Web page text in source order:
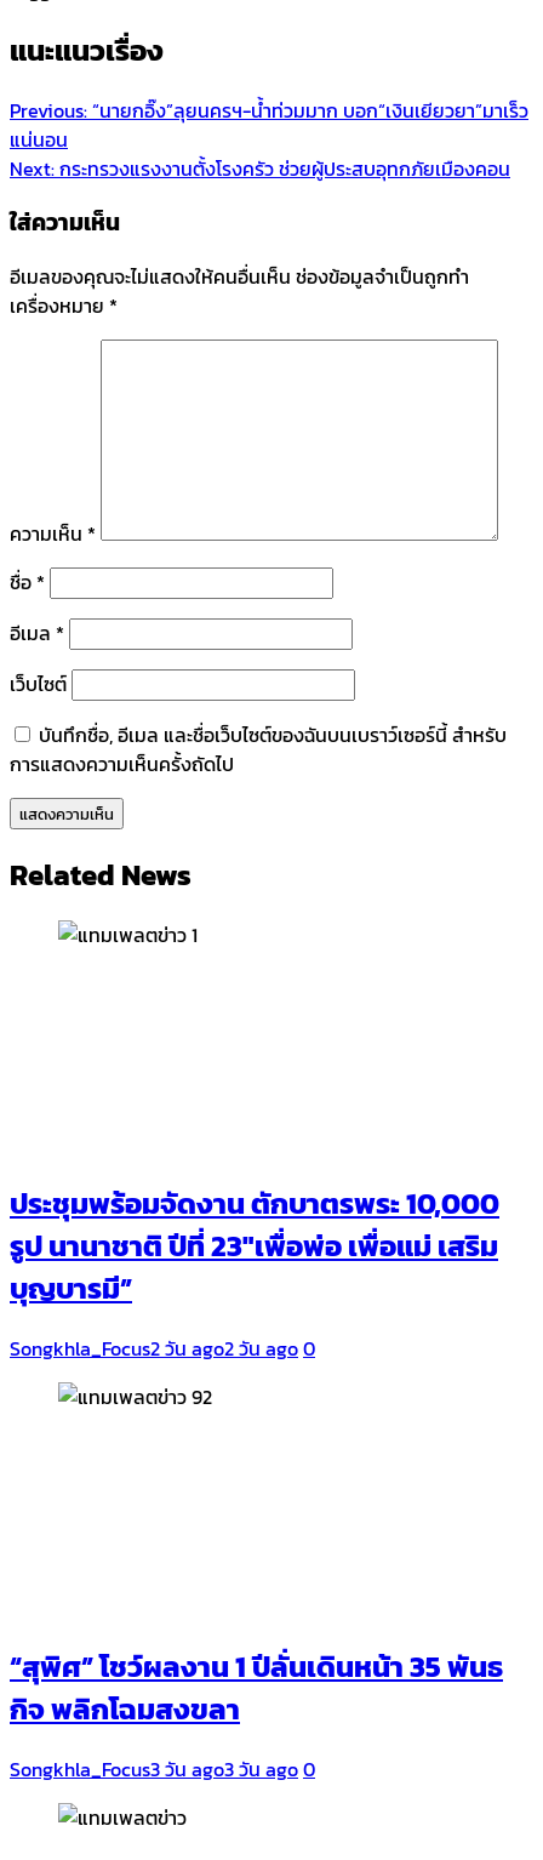
แนะแนวเรื่อง
Previous:“นายกอิ๊ง”ลุยนครฯ-น้ำท่วมมาก บอก“เงินเยียวยา”มาเร็ว
แน่นอน
Next:กระทรวงแรงงานตั้งโรงครัว ช่วยผู้ประสบอุทกภัยเมืองคอน
ใส่ความเห็น
อีเมลของคุณจะไม่แสดงให้คนอื่นเห็น ช่องข้อมูลจำเป็นถูกทำ
เครื่องหมาย *
ความเห็น *
ชื่อ *
อีเมล *
เว็บไซต์
บันทึกชื่อ, อีเมล และชื่อเว็บไซต์ของฉันบนเบราว์เซอร์นี้ สำหรับ
การแสดงความเห็นครั้งถัดไป
Related News
ประชุมพร้อมจัดงาน ตักบาตรพระ 10,000
รูป นานาชาติ ปีที่ 23″เพื่อพ่อ เพื่อแม่ เสริม
บุญบารมี”
Songkhla_Focus2 วัน ago2 วัน ago0
“สุพิศ” โชว์ผลงาน 1 ปีลั่นเดินหน้า 35 พันธ
กิจ พลิกโฉมสงขลา
Songkhla_Focus3 วัน ago3 วัน ago0